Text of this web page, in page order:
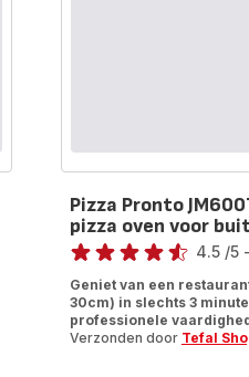
Pizza Pronto
pizza oven voor
Score
4.5 /5 -
Geniet van een
30cm) in slechts 3
professionele
Verzonden door Tefal